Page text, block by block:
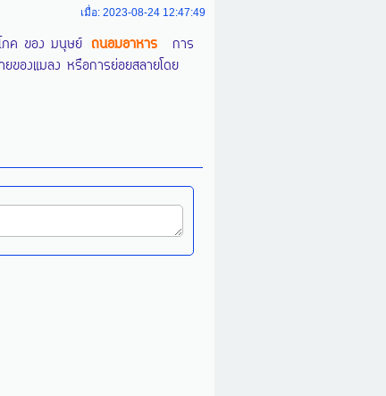
เมื่อ: 2023-08-24 12:47:49
โภค ของ มนุษย์ ถนอมอาหารการ
ของแมลง หรือการย่อยสลายโดย